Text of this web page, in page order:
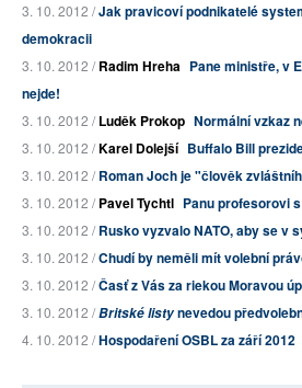
3. 10. 2012 /Jak pravicoví podnikatelé
demokracii
3. 10. 2012 /Radim Hreha Pane ministře, v
nejde!
3. 10. 2012 /Luděk Prokop Normální vzkaz
3. 10. 2012 /Karel Dolejší Buffalo Bill
3. 10. 2012 /Roman Joch je "člověk
3. 10. 2012 /Pavel Tychtl Panu profesorovi
3. 10. 2012 /Rusko vyzvalo NATO, aby se v
3. 10. 2012 /Chudí by neměli mít volební
3. 10. 2012 /Časť z Vás za riekou Moravou
3. 10. 2012 /Britské listynevedou
4. 10. 2012 /Hospodaření OSBL za září 2012